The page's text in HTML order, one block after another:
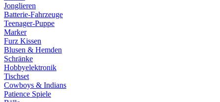
Jonglieren
Batterie-Fahrzeuge
Teenager-Puppe
Marker
Furz Kissen
Blusen & Hemden
Schränke
Hobbyelektronik
Tischset
Cowboys & Indians
Patience Spiele